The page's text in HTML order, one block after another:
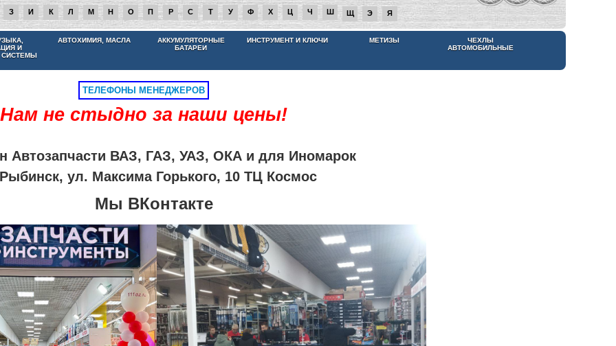
З И К Л М Н О П Р С Т У Ф Х Ц Ч Ш Щ Э Я
НАМ НЕ СТЫДНО ЗА НАШИ ЦЕНЫ
И
СИСТЕМЫ
АВТОХИМИЯ, МАСЛА
АККУМУЛЯТОРНЫЕ
БАТАРЕИ
ИНСТРУМЕНТ И КЛЮЧИ МЕТИЗЫ
ЧЕХЛЫ
АВТОМОБИЛЬНЫЕ
ТЕЛЕФОНЫ МЕНЕДЖЕРОВ
Нам не стыдно за наши цены!
Автозапчасти ВАЗ, ГАЗ, УАЗ, ОКА и для Иномарок
ул. Максима Горького, 10 ТЦ Космос
Мы ВКонтакте